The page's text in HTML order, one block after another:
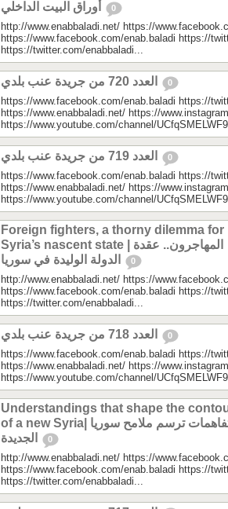
0
http://www.enabbaladi.net/ https://
https://www.facebook.com/enab.baladi https://
https://twitter.com/enabbaladi...
0
https://www.facebook.com/enab.baladi https://
https://www.enabbaladi.net/ https://
https://www.youtube.com/channel/
0
https://www.facebook.com/enab.baladi https://
https://www.enabbaladi.net/ https://
https://www.youtube.com/channel/
Foreign fighters, a thorny dilemma for
Syria’s nascent state | المهاجرون.. عقدة
0
http://www.enabbaladi.net/ https://
https://www.facebook.com/enab.baladi https://
https://twitter.com/enabbaladi...
0
https://www.facebook.com/enab.baladi https://
https://www.enabbaladi.net/ https://
https://www.youtube.com/channel/
Understandings that shape the
of a new Syria| تفاهمات ترسم ملامح سوريا
0
http://www.enabbaladi.net/ https://
https://www.facebook.com/enab.baladi https://
https://twitter.com/enabbaladi...